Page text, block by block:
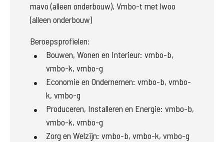
mavo (alleen onderbouw), Vmbo-t met lwoo
(alleen onderbouw)
Beroepsprofielen:
Bouwen, Wonen en Interieur: vmbo-b,
vmbo-k, vmbo-g
Economie en Ondernemen: vmbo-b, vmbo-
k, vmbo-g
Produceren, Installeren en Energie: vmbo-b,
vmbo-k, vmbo-g
Zorg en Welzijn: vmbo-b, vmbo-k, vmbo-g